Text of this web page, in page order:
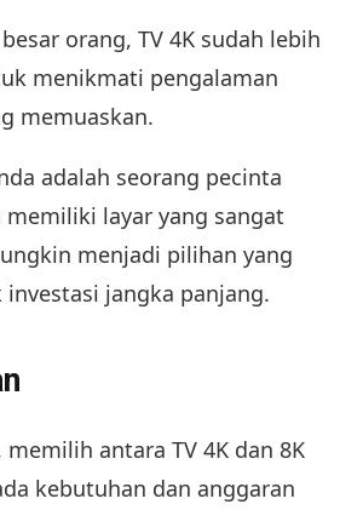
orang, TV 4K sudah lebih
menikmati pengalaman
memuaskan.
adalah seorang pecinta
layar yang sangat
menjadi pilihan yang
jangka panjang.
memilih antara TV 4K dan 8K
kebutuhan dan anggaran